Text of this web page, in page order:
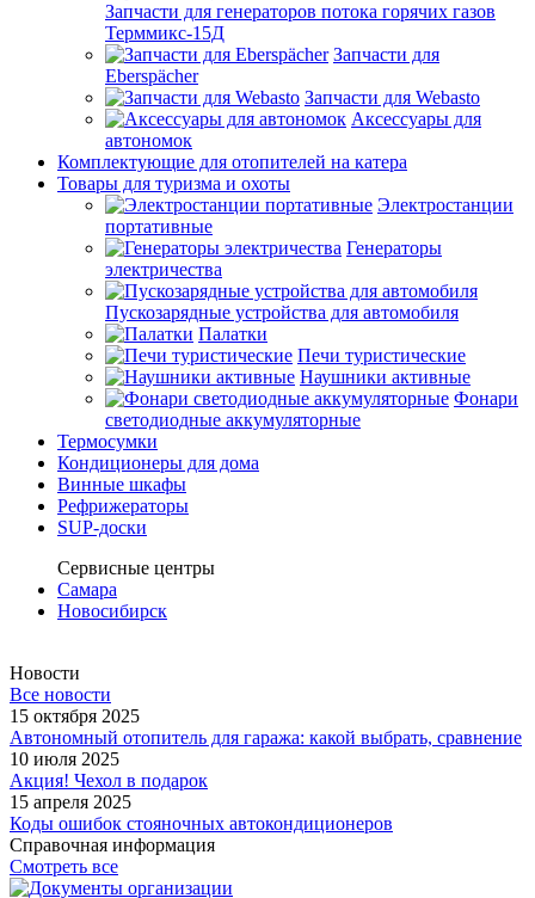
Запчасти для генераторов потока горячих газов
Терммикс-15Д
Запчасти для
Eberspächer
Запчасти для Webasto
Аксессуары для
автономок
Комплектующие для отопителей на катера
Товары для туризма и охоты
Электростанции
портативные
Генераторы
электричества
Пускозарядные устройства для автомобиля
Палатки
Печи туристические
Наушники активные
Фонари
светодиодные аккумуляторные
Термосумки
Кондиционеры для дома
Винные шкафы
Рефрижераторы
SUP-доски
Сервисные центры
Самара
Новосибирск
Новости
Все новости
15 октября 2025
Автономный отопитель для гаража: какой выбрать, сравнение
10 июля 2025
Акция! Чехол в подарок
15 апреля 2025
Коды ошибок стояночных автокондиционеров
Справочная информация
Смотреть все